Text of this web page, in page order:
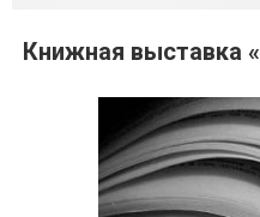
Книжная выставка